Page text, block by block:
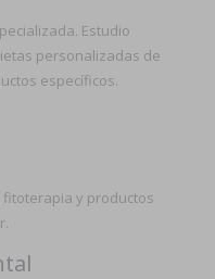
Estudio
personalizadas de
específicos.
y productos